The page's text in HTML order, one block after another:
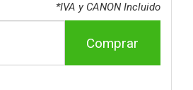
*IVA y CANON Incluido
Comprar